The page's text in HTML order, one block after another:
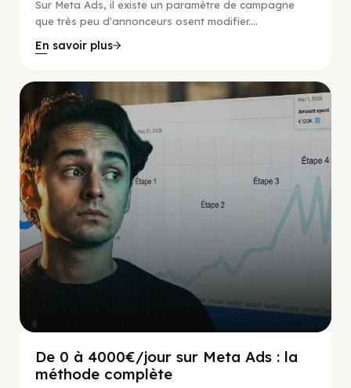
Sur Meta Ads, il existe un paramètre de campagne
que très peu d'annonceurs osent modifier....
En savoir plus
De 0 à 4000€/jour sur Meta Ads : la
méthode complète